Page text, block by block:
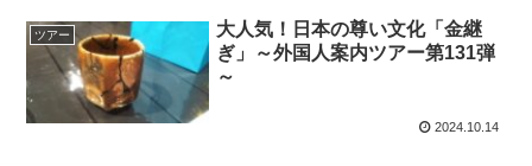
ツアー
大人気！日本の尊い文化「金継
ぎ」～外国人案内ツアー第131弾
～
2024.10.14